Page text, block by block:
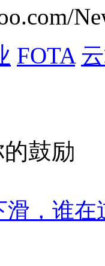
FOTA
鼓励
滑，谁在